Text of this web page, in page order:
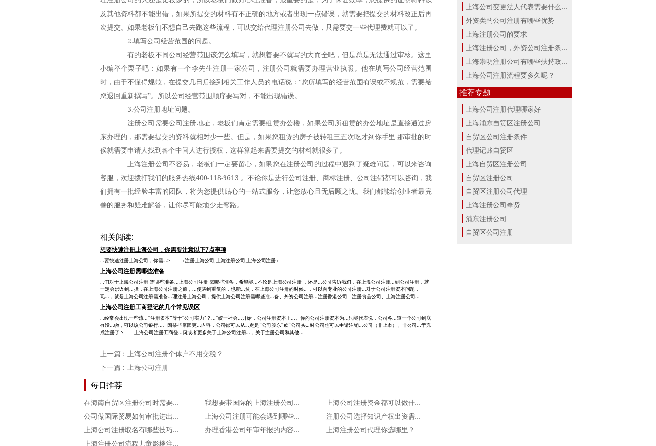
及其他资料都不能出错，如果所提交的材料有不正确的地方或者出现一点错误，就需要把提交的材料改正后再
次提交。如果老板们不想自己去跑这些流程，可以交给代理注册公司去做，只需要交一些代理费就可以了。
2.填写公司经营范围的问题。
有的老板不同公司经营范围该怎么填写，就想着要不就写的大而全吧，但是总是无法通过审核。这里
小编举个栗子吧：如果有一个李先生注册一家公司，注册公司就需要办理营业执照。他在填写公司经营范围
时，由于不懂得规范，在提交几日后接到相关工作人员的电话说：“您所填写的经营范围有误或不规范，需要给
您退回重新撰写”。所以公司经营范围顺序要写对，不能出现错误。
3.公司注册地址问题。
注册公司需要公司注册地址，老板们肯定需要租赁办公楼，如果公司所租赁的办公地址是直接通过房
东办理的，那需要提交的资料就相对少一些。但是，如果您租赁的房子被转租三五次吃才到你手里 那审批的时
候就需要申请人找到各个中间人进行授权，这样算起来需要提交的材料就很多了。
上海注册公司不容易，老板们一定要留心，如果您在注册公司的过程中遇到了疑难问题，可以来咨询
客服，欢迎拨打我们的服务热线400-118-9613 。不论你是进行公司注册、商标注册、公司注销都可以咨询，我
们拥有一批经验丰富的团队，将为您提供贴心的一站式服务，让您放心且无后顾之忧。我们都能给创业者最完
善的服务和疑难解答，让你尽可能地少走弯路。
相关阅读:
想要快速注册上海公司，你需要注意以下7点事项
...要快速注册上海公司，你需...> （注册上海公司,上海注册公司,上海公司注册）
上海公司注册需哪些准备
...们对于上海公司注册 需哪些准备...上海公司注册 需哪些准备，希望能...不论是上海公司注册 ，还是...公司告诉我们，在上海公司注册...到公司注册，就
一定会涉及到...择，在上海公司注册之前，...使遇到重复的，也能...然，在上海公司注册的时候...，可以向专业的公司注册...对于公司注册资本问题，
现...，就是上海公司注册需准备...理注册上海公司，提供上海公司注册需哪些准...备、外资公司注册...注册香港公司、注册食品公司、上海注册公司...
上海公司注册工商登记的几个常见误区
...经常会出现一些流...“注册资本”等于“公司实力”？...“统一社会...开始，公司注册资本正...。你的公司注册资本为...只能代表说，公司各...道一个公司到底
有没...缴，可以该公司银行...。因某些原因更...内容，公司都可以从...定是“公司股东”或“公司实...时公司也可以申请注销...公司（非上市）、非公司...于完
成注册了？ 上海公司注册工商登...问或者更多关于上海公司注册...，关于注册公司和其他...
上一篇： 上海公司注册个体户不用交税？
下一篇： 上海公司注册
每日推荐
在海南自贸区注册公司时需要了解的事 我想要带国际的上海注册公司名称可以吗？
上海公司注册资金都可以做什么呢？
公司做国际贸易如何审批进出口资质
上海公司注册可能会遇到哪些问题？
注册公司选择知识产权出资需要注意什么问题
上海公司注册取名有哪些技巧呢？
办理香港公司年审年报的内容有哪些？
上海注册公司代理你选哪里？
上海注册公司流程儿童影楼注册的政策
上海公司变更法人代表需要什么手续
外资类的公司注册有哪些优势
上海注册公司的要求
上海注册公司，外资公司注册条件！
上海崇明注册公司有哪些扶持政策与服...
上海公司注册流程要多久呢？
推荐专题
上海公司注册代理哪家好
上海浦东自贸区注册公司
自贸区公司注册条件
代理记账自贸区
上海自贸区注册公司
自贸区注册公司
自贸区注册公司代理
上海注册公司奉贤
浦东注册公司
自贸区公司注册